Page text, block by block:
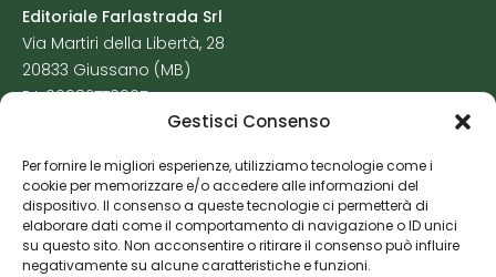
Gestisci Consenso
Per fornire le migliori esperienze, utilizziamo tecnologie come i
cookie per memorizzare e/o accedere alle informazioni del
dispositivo. Il consenso a queste tecnologie ci permetterà di
elaborare dati come il comportamento di navigazione o ID unici
su questo sito. Non acconsentire o ritirare il consenso può influire
negativamente su alcune caratteristiche e funzioni.
Editoriale Farlastrada Srl
Via Martiri della Libertà, 28
20833 Giussano (MB)
P.I. 06982770965
Cookie Policy
Risorse Aggiuntive